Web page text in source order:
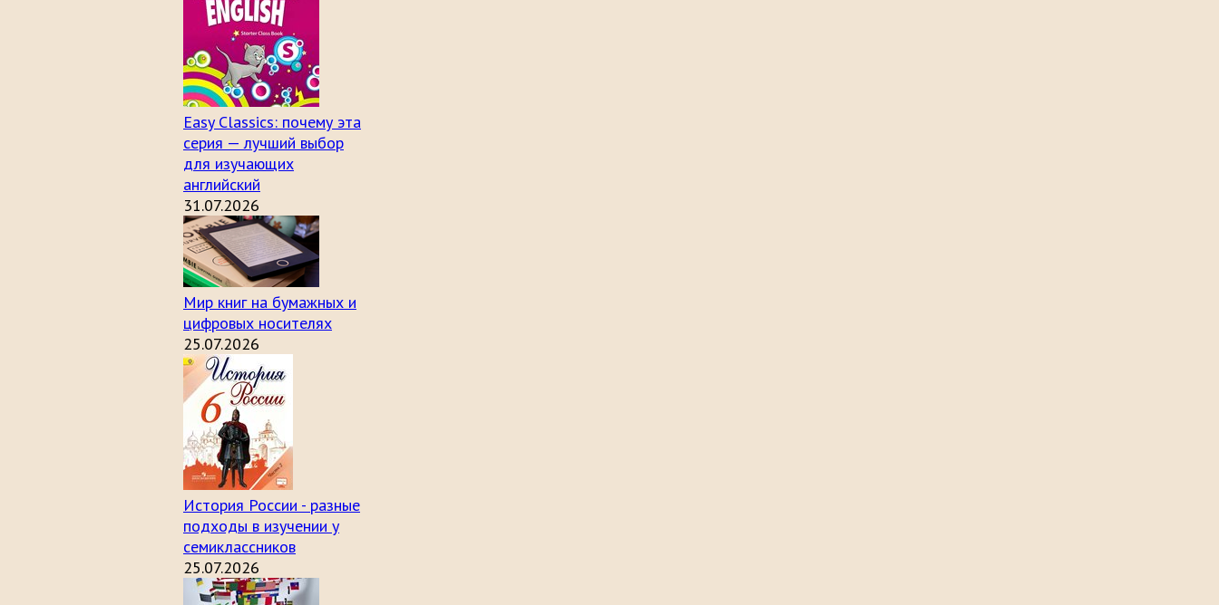
Easy Classics: почему эта
серия — лучший выбор
для изучающих
английский
31.07.2026
Мир книг на бумажных и
цифровых носителях
25.07.2026
История России - разные
подходы в изучении у
семиклассников
25.07.2026